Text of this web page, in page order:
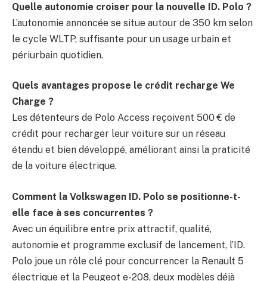
Quelle autonomie croiser pour la nouvelle ID. Polo ?
L’autonomie annoncée se situe autour de 350 km selon
le cycle WLTP, suffisante pour un usage urbain et
périurbain quotidien.
Quels avantages propose le crédit recharge We
Charge ?
Les détenteurs de Polo Access reçoivent 500 € de
crédit pour recharger leur voiture sur un réseau
étendu et bien développé, améliorant ainsi la praticité
de la voiture électrique.
Comment la Volkswagen ID. Polo se positionne-t-
elle face à ses concurrentes ?
Avec un équilibre entre prix attractif, qualité,
autonomie et programme exclusif de lancement, l’ID.
Polo joue un rôle clé pour concurrencer la Renault 5
électrique et la Peugeot e-208, deux modèles déjà